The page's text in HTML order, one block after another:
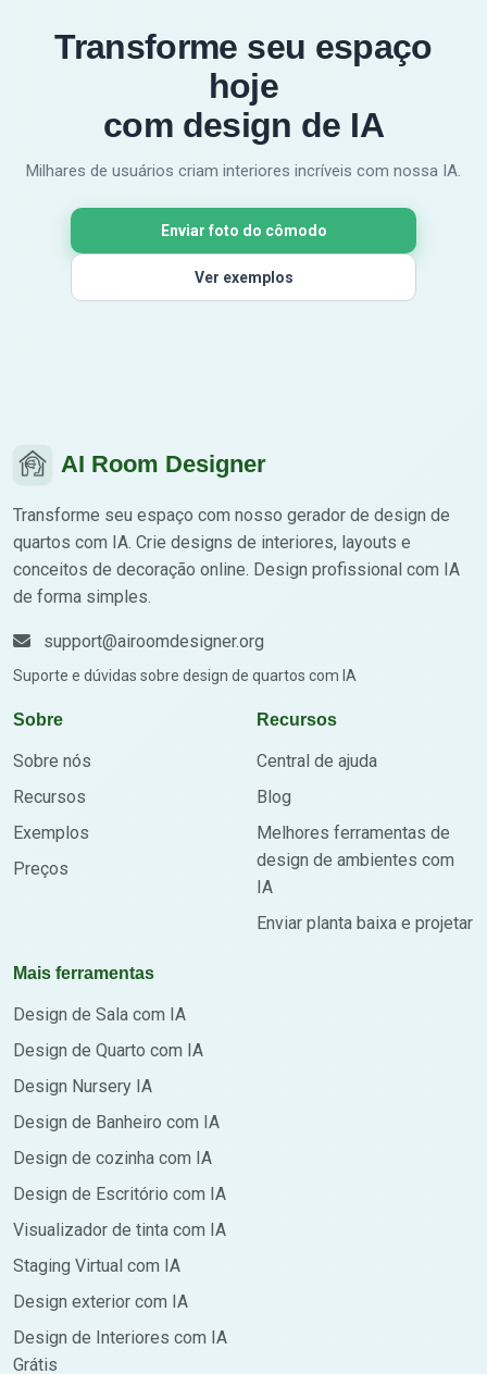
Transforme seu espaço
hoje
com design de IA
Milhares de usuários criam interiores incríveis com nossa IA.
Enviar foto do cômodo
Ver exemplos
AI Room Designer
Transforme seu espaço com nosso gerador de design de
quartos com IA. Crie designs de interiores, layouts e
conceitos de decoração online. Design profissional com IA
de forma simples.
support@airoomdesigner.org
Suporte e dúvidas sobre design de quartos com IA
Sobre
Sobre nós
Recursos
Exemplos
Preços
Recursos
Central de ajuda
Blog
Melhores ferramentas de
design de ambientes com
IA
Enviar planta baixa e projetar
Mais ferramentas
Design de Sala com IA
Design de Quarto com IA
Design Nursery IA
Design de Banheiro com IA
Design de cozinha com IA
Design de Escritório com IA
Visualizador de tinta com IA
Staging Virtual com IA
Design exterior com IA
Design de Interiores com IA
Grátis